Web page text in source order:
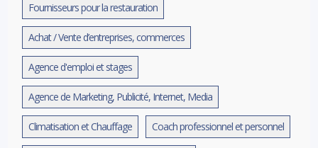
Fournisseurs pour la restauration
Achat / Vente d’entreprises, commerces
Agence d'emploi et stages
Agence de Marketing, Publicité, Internet, Media
Climatisation et Chauffage Coach professionnel et personnel